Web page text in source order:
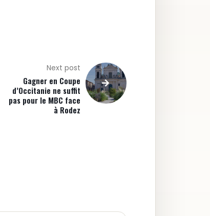
Next post
Gagner en Coupe
d’Occitanie ne suffit
pas pour le MBC face
à Rodez